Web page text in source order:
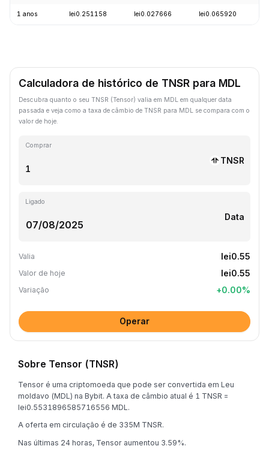
1 anos lei0.251158 lei0.027666 lei0.065920
Calculadora de histórico de TNSR para MDL
Descubra quanto o seu TNSR (Tensor) valia em MDL em qualquer data
passada e veja como a taxa de câmbio de TNSR para MDL se compara com o
valor de hoje.
Comprar
TNSR
Ligado
Data
Valia lei0.55
Valor de hoje lei0.55
Variação +0.00%
Operar
Sobre Tensor (TNSR)
Tensor é uma criptomoeda que pode ser convertida em Leu
moldavo (MDL) na Bybit. A taxa de câmbio atual é 1 TNSR =
lei0.5531896585716556 MDL.
A oferta em circulação é de 335M TNSR.
Nas últimas 24 horas, Tensor aumentou 3.59%.